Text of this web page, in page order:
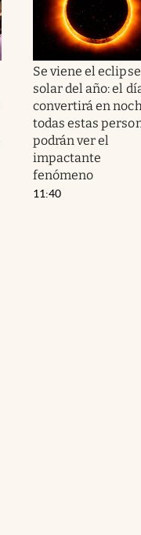
Se viene el eclipse
solar del año: el
convertirá en
todas estas
podrán ver el
impactante
fenómeno
11:40